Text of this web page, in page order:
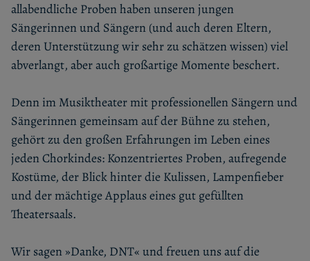
allabendliche Proben haben unseren jungen
Sängerinnen und Sängern (und auch deren Eltern,
deren Unterstützung wir sehr zu schätzen wissen) viel
abverlangt, aber auch großartige Momente beschert.
Denn im Musiktheater mit professionellen Sängern und
Sängerinnen gemeinsam auf der Bühne zu stehen,
gehört zu den großen Erfahrungen im Leben eines
jeden Chorkindes: Konzentriertes Proben, aufregende
Kostüme, der Blick hinter die Kulissen, Lampenfieber
und der mächtige Applaus eines gut gefüllten
Theatersaals.
Wir sagen »Danke, DNT« und freuen uns auf die